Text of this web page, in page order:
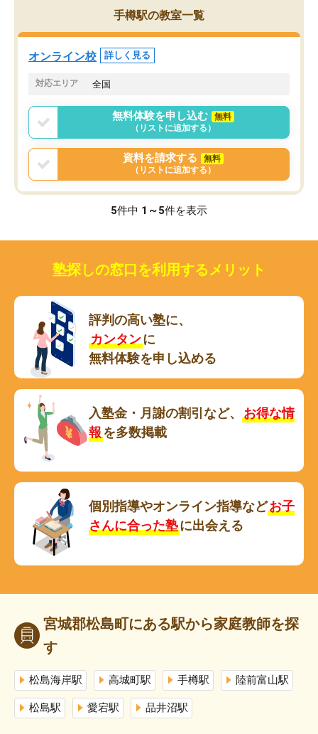
手樽駅の教室一覧
オンライン校 詳しく見る
対応エリア 全国
無料体験を申し込む
無料
（リストに追加する）
資料を請求する
無料
（リストに追加する）
5件中 1～5件を表示
塾探しの窓口を利用するメリット
評判の高い塾に、
カンタンに
無料体験を申し込める
入塾金・月謝の割引など、
お得な情
報を多数掲載
個別指導やオンライン指導などお子
さんに合った塾に出会える
宮城郡松島町にある駅から家庭教師を探
す
松島海岸駅 高城町駅 手樽駅 陸前富山駅
松島駅 愛宕駅 品井沼駅